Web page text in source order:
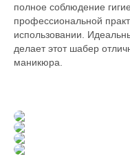
полное соблюдение
профессиональной
использовании.
делает этот шабер
маникюра.